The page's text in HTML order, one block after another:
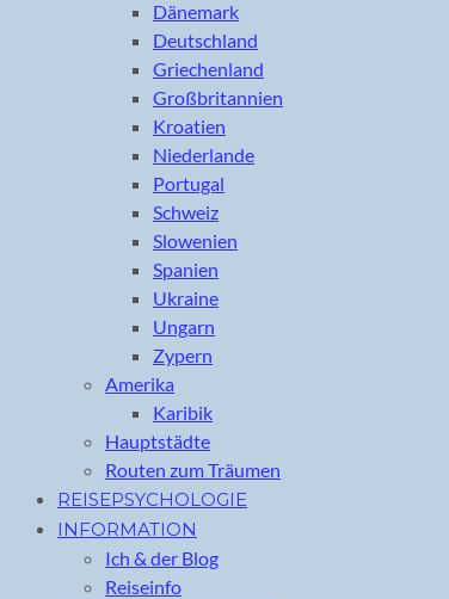
Dänemark
Deutschland
Griechenland
Großbritannien
Kroatien
Niederlande
Portugal
Schweiz
Slowenien
Spanien
Ukraine
Ungarn
Zypern
Amerika
Karibik
Hauptstädte
Routen zum Träumen
REISEPSYCHOLOGIE
INFORMATION
Ich & der Blog
Reiseinfo